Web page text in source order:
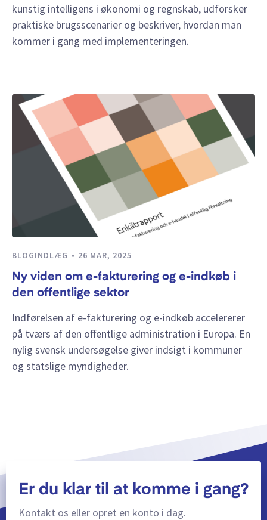
kunstig intelligens i økonomi og regnskab, udforsker
praktiske brugsscenarier og beskriver, hvordan man
kommer i gang med implementeringen.
BLOGINDLÆG 26 MAR, 2025
Ny viden om e-fakturering og e-indkøb i
den offentlige sektor
Indførelsen af e-fakturering og e-indkøb accelererer
på tværs af den offentlige administration i Europa. En
nylig svensk undersøgelse giver indsigt i kommuner
og statslige myndigheder.
Er du klar til at komme i gang?
Kontakt os eller opret en konto i dag.